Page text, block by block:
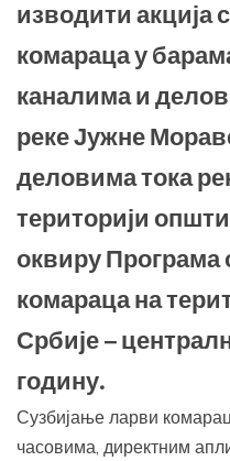
изводити акција
комараца у
каналима и
реке Јужне
деловима тока
територији
оквиру Програма
комараца на
Србије –
годину.
Сузбијање ларви
часовима, директним